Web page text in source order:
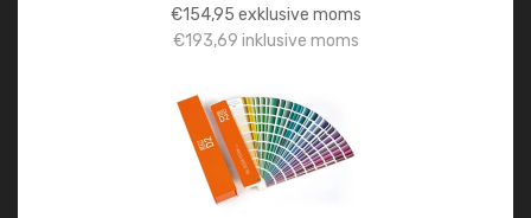
€154,95 exklusive moms
€193,69 inklusive moms